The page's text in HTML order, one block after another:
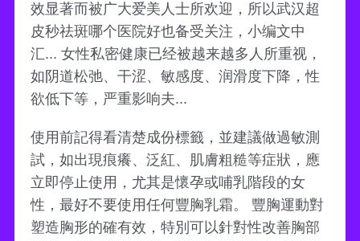
效显著而被广大爱美人士所欢迎，所以武汉超
皮秒祛斑哪个医院好也备受关注，小编文中
汇... 女性私密健康已经被越来越多人所重视，
如阴道松弛、干涩、敏感度、润滑度下降，性
欲低下等，严重影响夫...
使用前記得看清楚成份標籤，並建議做過敏測
試，如出現痕癢、泛紅、肌膚粗糙等症狀，應
立即停止使用，尤其是懷孕或哺乳階段的女
性，最好不要使用任何豐胸乳霜。 豐胸運動對
塑造胸形的確有效，特別可以針對性改善胸部